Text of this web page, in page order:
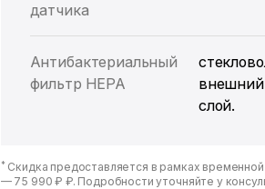
датчика
Антибактериальный
фильтр HEPA
слой.
* Скидка предоставляется в рамках временной
— 75 990 ₽ ₽. Подробности уточняйте у